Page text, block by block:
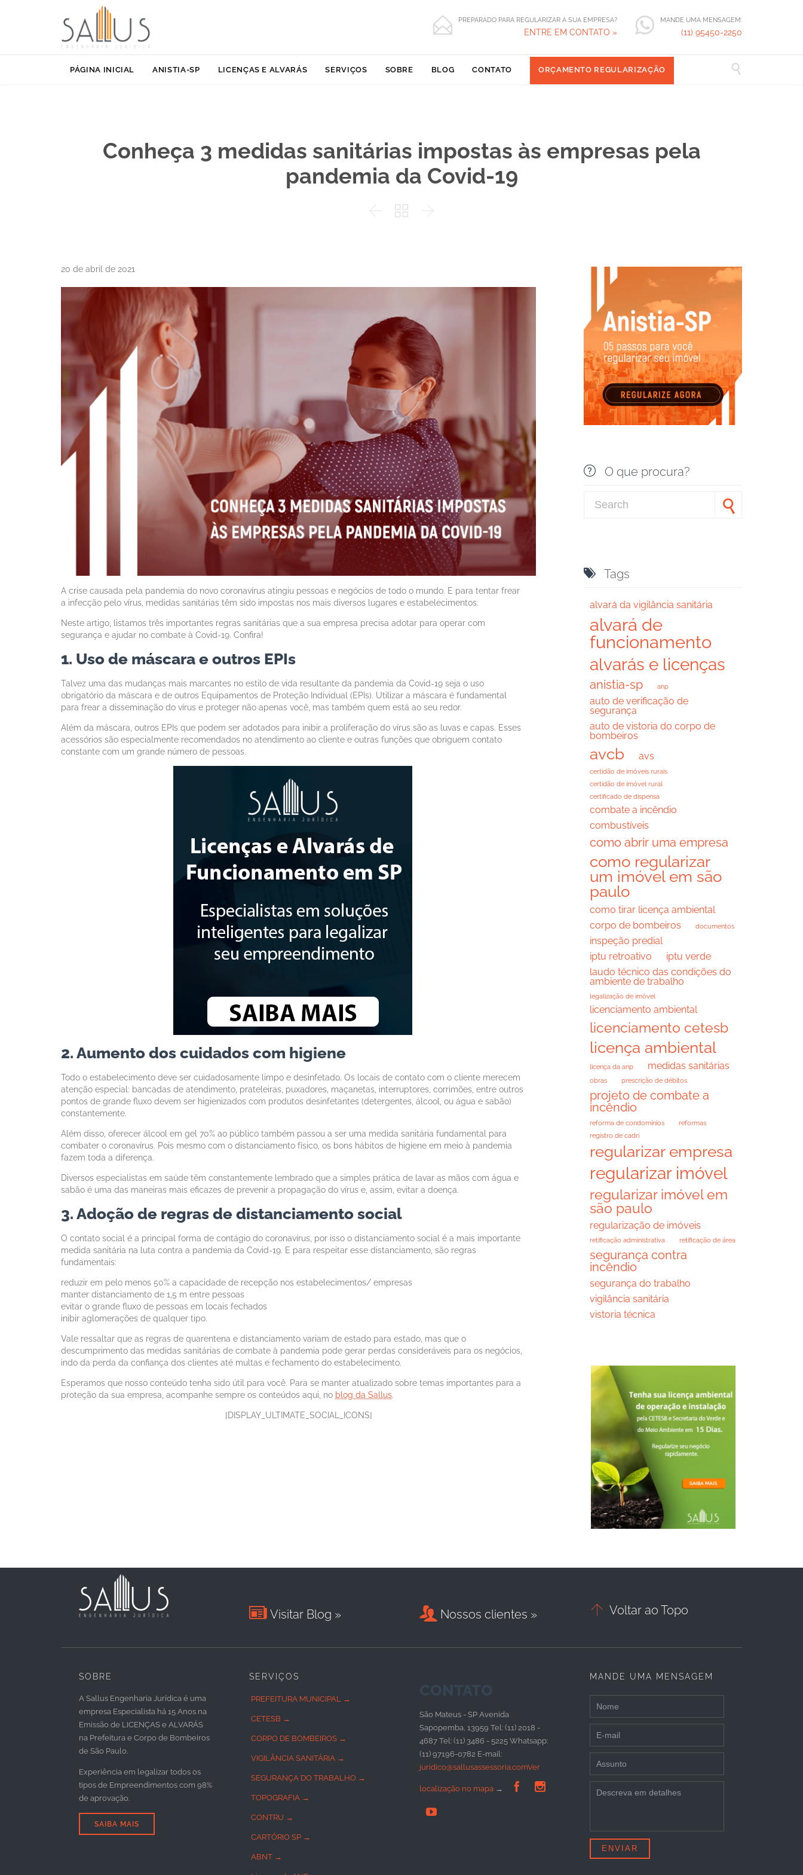
 PREPARADO PARA REGULARIZAR A SUA EMPRESA?
ENTRE EM CONTATO »
MANDE UMA MENSAGEM:
(11) 95450-2250
to
PÁGINA INICIAL ANISTIA-SP LICENÇAS E ALVARÁS SERVIÇOS SOBRE BLOG CONTATO ORÇAMENTO REGULARIZAÇÃO 
Conheça 3 medidas sanitárias impostas às empresas pela
pandemia da Covid-19
  
20 de abril de 2021
A crise causada pela pandemia do novo coronavírus atingiu pessoas e negócios de todo o mundo. E para tentar frear
a infecção pelo vírus, medidas sanitárias têm sido impostas nos mais diversos lugares e estabelecimentos.
Neste artigo, listamos três importantes regras sanitárias que a sua empresa precisa adotar para operar com
segurança e ajudar no combate à Covid-19. Confira!
1. Uso de máscara e outros EPIs
Talvez uma das mudanças mais marcantes no estilo de vida resultante da pandemia da Covid-19 seja o uso
obrigatório da máscara e de outros Equipamentos de Proteção Individual (EPIs). Utilizar a máscara é fundamental
para frear a disseminação do vírus e proteger não apenas você, mas também quem está ao seu redor.
Além da máscara, outros EPIs que podem ser adotados para inibir a proliferação do vírus são as luvas e capas. Esses
acessórios são especialmente recomendados no atendimento ao cliente e outras funções que obriguem contato
constante com um grande número de pessoas.
2. Aumento dos cuidados com higiene
Todo o estabelecimento deve ser cuidadosamente limpo e desinfetado. Os locais de contato com o cliente merecem
atenção especial: bancadas de atendimento, prateleiras, puxadores, maçanetas, interruptores, corrimões, entre outros
pontos de grande fluxo devem ser higienizados com produtos desinfetantes (detergentes, álcool, ou água e sabão)
constantemente.
Além disso, oferecer álcool em gel 70% ao público também passou a ser uma medida sanitária fundamental para
combater o coronavírus. Pois mesmo com o distanciamento físico, os bons hábitos de higiene em meio à pandemia
fazem toda a diferença.
Diversos especialistas em saúde têm constantemente lembrado que a simples prática de lavar as mãos com água e
sabão é uma das maneiras mais eficazes de prevenir a propagação do vírus e, assim, evitar a doença.
3. Adoção de regras de distanciamento social
O contato social é a principal forma de contágio do coronavírus, por isso o distanciamento social é a mais importante
medida sanitária na luta contra a pandemia da Covid-19. E para respeitar esse distanciamento, são regras
fundamentais:
reduzir em pelo menos 50% a capacidade de recepção nos estabelecimentos/ empresas
manter distanciamento de 1,5 m entre pessoas
evitar o grande fluxo de pessoas em locais fechados
inibir aglomerações de qualquer tipo.
Vale ressaltar que as regras de quarentena e distanciamento variam de estado para estado, mas que o
descumprimento das medidas sanitárias de combate à pandemia pode gerar perdas consideráveis para os negócios,
indo da perda da confiança dos clientes até multas e fechamento do estabelecimento.
Esperamos que nosso conteúdo tenha sido útil para você. Para se manter atualizado sobre temas importantes para a
proteção da sua empresa, acompanhe sempre os conteúdos aqui, no blog da Sallus.
[DISPLAY_ULTIMATE_SOCIAL_ICONS]
 O que procura?
 Tags
alvará da vigilância sanitária
alvará de
funcionamento
alvarás e licenças
anistia-sp anp
auto de verificação de
segurança
auto de vistoria do corpo de
bombeiros
avcb avs
certidão de imóveis rurais
certidão de imóvel rural
certificado de dispensa
combate a incêndio
combustíveis
como abrir uma empresa
como regularizar
um imóvel em são
paulo
como tirar licença ambiental
corpo de bombeiros
documentos
inspeção predial
iptu retroativo
iptu verde
laudo técnico das condições do
ambiente de trabalho
legalização de imóvel
licenciamento ambiental
licenciamento cetesb
licença ambiental
licença da anp medidas sanitárias
obras prescrição de débitos
projeto de combate a
incêndio
reforma de condomínios
reformas
registro de cadri
regularizar empresa
regularizar imóvel
regularizar imóvel em
são paulo
regularização de imóveis
retificação administrativa retificação de área
segurança contra
incêndio
segurança do trabalho
vigilância sanitária
vistoria técnica
 Visitar Blog »  Nossos clientes »  Voltar ao Topo
SOBRE
A Sallus Engenharia Jurídica é uma
empresa Especialista há 15 Anos na
Emissão de LICENÇAS e ALVARÁS
na Prefeitura e Corpo de Bombeiros
de São Paulo.
Experiência em legalizar todos os
tipos de Empreendimentos com 98%
de aprovação.
SAIBA MAIS
SERVIÇOS
PREFEITURA MUNICIPAL →
CETESB →
CORPO DE BOMBEIROS →
VIGILÂNCIA SANITÁRIA →
SEGURANÇA DO TRABALHO →
TOPOGRAFIA →
CONTRU →
CARTÓRIO SP →
ABNT →
CONTATO
São Mateus - SP Avenida
Sapopemba, 13959 Tel: (11) 2018 -
4687 Tel: (11) 3486 - 5225 Whatsapp:
(11) 97196-0782 E-mail:
juridico@sallusassessoria.comVer
localização no mapa →  

MANDE UMA MENSAGEM